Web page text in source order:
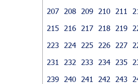
207
208 209 210 211
215
216 217 218 219
223
224 225 226 227
231
232 233 234 235
239
240 241 242 243